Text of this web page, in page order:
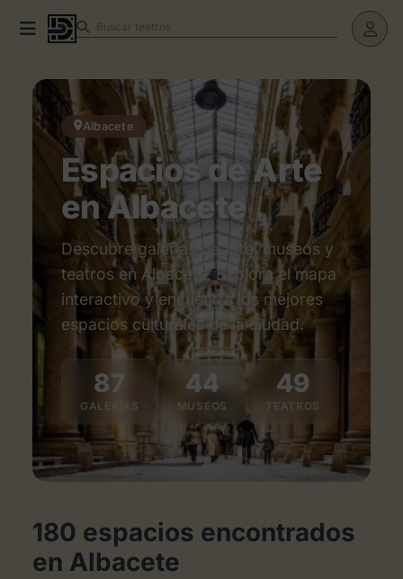
Buscar eventos
Albacete
Espacios de Arte
en Albacete
Descubre galerías de arte, museos y
teatros en Albacete. Explora el mapa
interactivo y encuentra los mejores
espacios culturales de la ciudad.
87
GALERÍAS
44
MUSEOS
49
TEATROS
180 espacios encontrados
en Albacete